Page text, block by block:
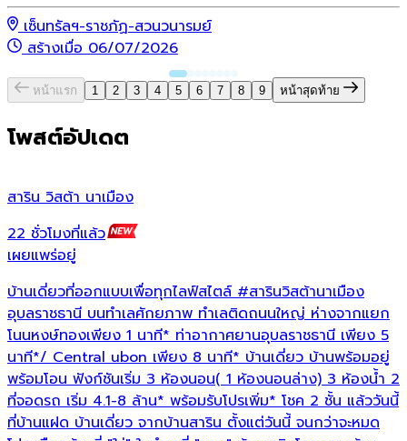
เซ็นทรัลฯ-ราชภัฏ-สวนวนารมย์
สร้างเมื่อ 06/07/2026
หน้าแรก 1 2 3 4 5 6 7 8 9 หน้าสุดท้าย
โพสต์อัปเดต
สาริน วิสต้า นาเมือง
22 ชั่วโมงที่แล้ว
เผยแพร่อยู่
บ้านเดี่ยวที่ออกแบบเพื่อทุกไลฟ์สไตล์ #สารินวิสต้านาเมือง
อุบลราชธานี บนทำเลศักยภาพ ทำเลติดถนนใหญ่ ห่างจากแยก
โนนหงษ์ทองเพียง 1 นาที* ท่าอากาศยานอุบลราชธานี เพียง 5
นาที*/ Central ubon เพียง 8 นาที* บ้านเดี่ยว บ้านพร้อมอยู่
พร้อมโอน ฟังก์ชันเริ่ม 3 ห้องนอน( 1 ห้องนอนล่าง) 3 ห้องน้ำ 2
ที่จอดรถ เริ่ม 4.1-8 ล้าน* พร้อมรับโปรเพิ่ม* โชค 2 ชั้น แล้ววันนี้
ที่บ้านแฝด บ้านเดี่ยว จากบ้านสาริน ตั้งแต่วันนี้ จนกว่าจะหมด